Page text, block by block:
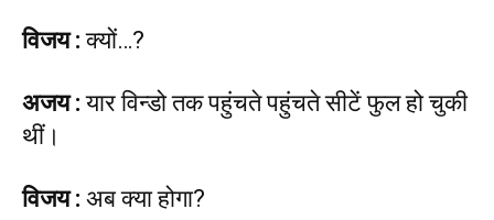
विजय:क्यों…?
अजय:यार विन्डो तक पहुंचते पहुंचते सीटें फुल हो चुकी
थीं।
विजय: अब क्या होगा?